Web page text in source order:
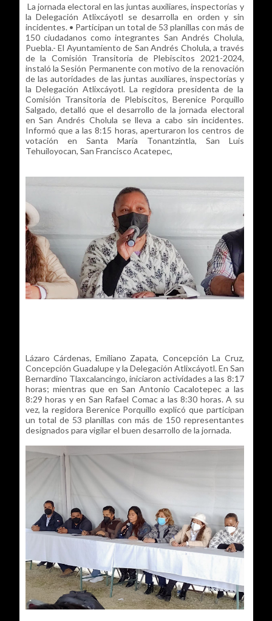
La jornada electoral en las juntas auxiliares, inspectorías y
la Delegación Atlixcáyotl se desarrolla en orden y sin
incidentes. • Participan un total de 53 planillas con más de
150 ciudadanos como integrantes San Andrés Cholula,
Puebla.- El Ayuntamiento de San Andrés Cholula, a través
de la Comisión Transitoria de Plebiscitos 2021-2024,
instaló la Sesión Permanente con motivo de la renovación
de las autoridades de las juntas auxiliares, inspectorías y
la Delegación Atlixcáyotl. La regidora presidenta de la
Comisión Transitoria de Plebiscitos, Berenice Porquillo
Salgado, detalló que el desarrollo de la jornada electoral
en San Andrés Cholula se lleva a cabo sin incidentes.
Informó que a las 8:15 horas, aperturaron los centros de
votación en Santa María Tonantzintla, San Luis
Tehuiloyocan, San Francisco Acatepec,
Lázaro Cárdenas, Emiliano Zapata, Concepción La Cruz,
Concepción Guadalupe y la Delegación Atlixcáyotl. En San
Bernardino Tlaxcalancingo, iniciaron actividades a las 8:17
horas; mientras que en San Antonio Cacalotepec a las
8:29 horas y en San Rafael Comac a las 8:30 horas. A su
vez, la regidora Berenice Porquillo explicó que participan
un total de 53 planillas con más de 150 representantes
designados para vigilar el buen desarrollo de la jornada.